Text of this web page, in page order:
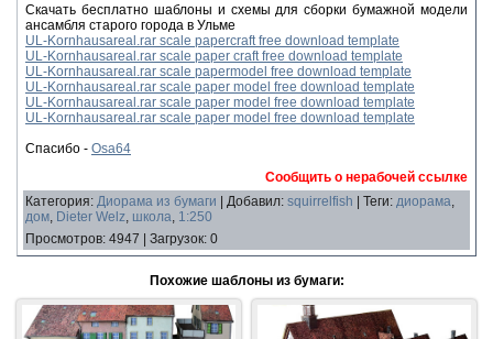
Скачать бесплатно шаблоны и схемы для сборки бумажной модели
ансамбля старого города в Ульме
UL-Kornhausareal.rar scale papercraft free download template
UL-Kornhausareal.rar scale paper craft free download template
UL-Kornhausareal.rar scale papermodel free download template
UL-Kornhausareal.rar scale paper model free download template
UL-Kornhausareal.rar scale paper model free download template
UL-Kornhausareal.rar scale paper model free download template
Спасибо - Osa64
Сообщить о нерабочей ссылке
Категория: Диорама из бумаги Добавил: squirrelfish Теги: диорама,
дом, Dieter Welz, школа, 1:250
Просмотров: 4947 Загрузок: 0
Похожие шаблоны из бумаги: